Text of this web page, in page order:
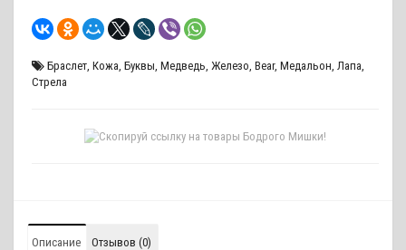
Браслет, Кожа, Буквы, Медведь, Железо, Bear, Медальон, Лапа,
Стрела
Описание Отзывов (0)